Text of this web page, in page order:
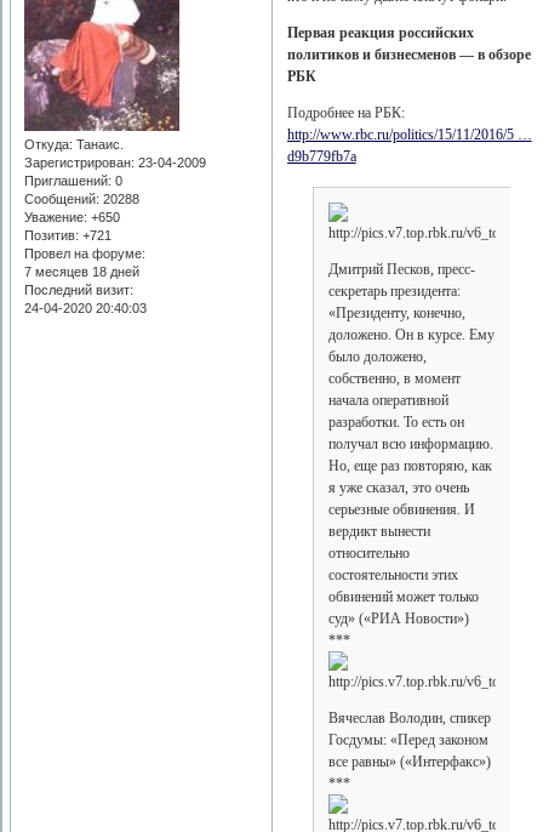
Откуда: Танаис.
Зарегистрирован: 23-04-2009
Приглашений: 0
Сообщений: 20288
Уважение: +650
Позитив: +721
Провел на форуме:
7 месяцев 18 дней
Последний визит:
24-04-2020 20:40:03
Первая реакция российских
политиков и бизнесменов — в обзоре
РБК
Подробнее на РБК:
http://www.rbc.ru/politics/15/11/2016/5 …
d9b779fb7a
Дмитрий Песков, пресс-
секретарь президента:
«Президенту, конечно,
доложено. Он в курсе. Ему
было доложено,
собственно, в момент
начала оперативной
разработки. То есть он
получал всю информацию.
Но, еще раз повторяю, как
я уже сказал, это очень
серьезные обвинения. И
вердикт вынести
относительно
состоятельности этих
обвинений может только
суд» («РИА Новости»)
***
Вячеслав Володин, спикер
Госдумы: «Перед законом
все равны» («Интерфакс»)
***